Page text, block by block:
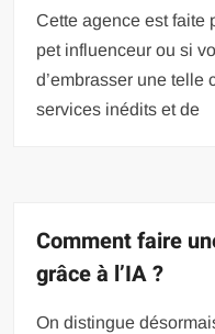
Cette agence est faite
pet influenceur ou si
d’embrasser une telle
services inédits et de
Comment faire
grâce à l’IA ?
On distingue